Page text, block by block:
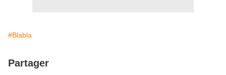
#Blabla
Partager